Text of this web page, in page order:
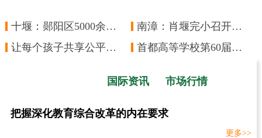
十堰：郧阳区5000余名教职工承诺拒绝酒驾醉驾
南漳：肖堰完小召开线上教学工作安排部署会
让每个孩子共享公平而有质量的教育
首都高等学校第60届学生田径运动会圆满落幕
国际资讯 市场行情
把握深化教育综合改革的内在要求
更多>>